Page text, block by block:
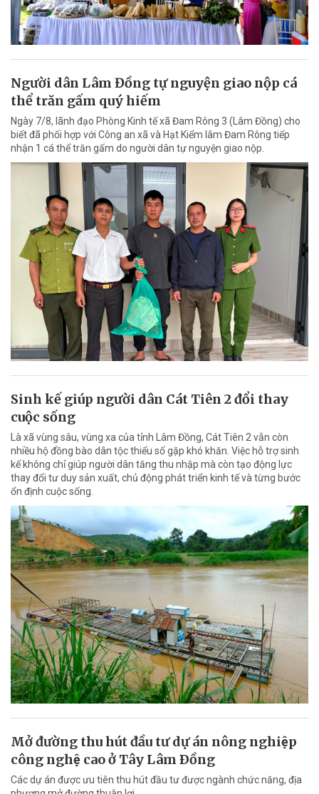
Người dân Lâm Đồng tự nguyện giao nộp cá
thể trăn gấm quý hiếm
Ngày 7/8, lãnh đạo Phòng Kinh tế xã Đam Rông 3 (Lâm Đồng) cho
biết đã phối hợp với Công an xã và Hạt Kiểm lâm Đam Rông tiếp
nhận 1 cá thể trăn gấm do người dân tự nguyện giao nộp.
Sinh kế giúp người dân Cát Tiên 2 đổi thay
cuộc sống
Là xã vùng sâu, vùng xa của tỉnh Lâm Đồng, Cát Tiên 2 vẫn còn
nhiều hộ đồng bào dân tộc thiểu số gặp khó khăn. Việc hỗ trợ sinh
kế không chỉ giúp người dân tăng thu nhập mà còn tạo động lực
thay đổi tư duy sản xuất, chủ động phát triển kinh tế và từng bước
ổn định cuộc sống.
Mở đường thu hút đầu tư dự án nông nghiệp
công nghệ cao ở Tây Lâm Ðồng
Các dự án được ưu tiên thu hút đầu tư được ngành chức năng, địa